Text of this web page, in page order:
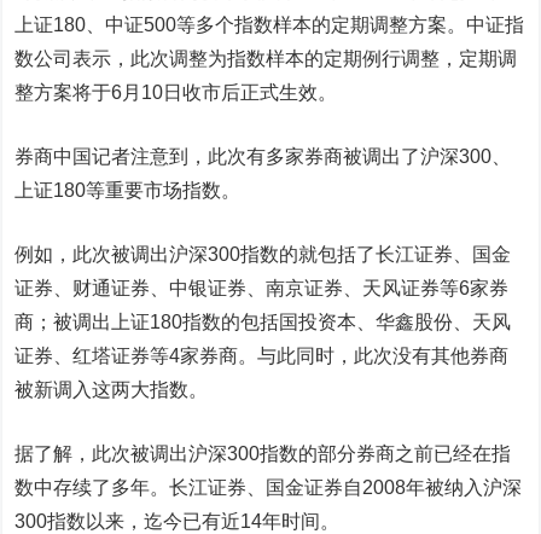
上证180、中证500等多个指数样本的定期调整方案。中证指
数公司表示，此次调整为指数样本的定期例行调整，定期调
整方案将于6月10日收市后正式生效。
券商中国记者注意到，此次有多家券商被调出了沪深300、
上证180等重要市场指数。
例如，此次被调出沪深300指数的就包括了长江证券、国金
证券、财通证券、中银证券、南京证券、天风证券等6家券
商；被调出 上证180指数的包括国投资本 、华鑫股份 、天风
证券、红塔证券等4家券商。与此同时，此次没有其他券商
被新调入这两大指数。
据了解，此次被调出沪深300指数的部分券商之前已经在指
数中存续了多年。长江证券、国金证券自2008年被纳入沪深
300指数以来，迄今已有近14年时间。